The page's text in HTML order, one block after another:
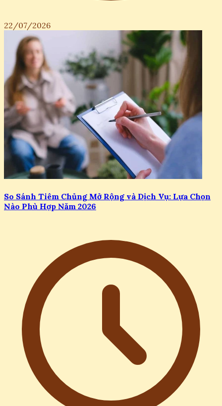
22/07/2026
So Sánh Tiêm Chủng Mở Rộng và Dịch Vụ: Lựa Chọn
Nào Phù Hợp Năm 2026